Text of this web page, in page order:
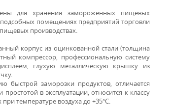
для хранения замороженных пищевых
помещениях предприятий торговли
производствах.
корпус из оцинкованной стали (толщина
компрессор, профессиональную систему
глухую металлическую крышку из
быстрой заморозки продуктов, отличается
в эксплуатации, относится к классу
температуре воздуха до +35°С.